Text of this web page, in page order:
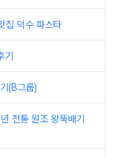
집 덕수 파스타
기
(B그룹)
전통 원조 왕뚝배기